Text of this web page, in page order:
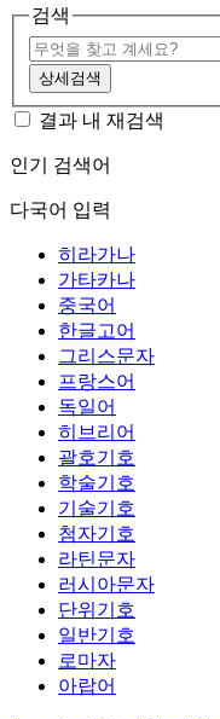
검색
상세검색
결과 내 재검색
인기 검색어
다국어 입력
히라가나
가타카나
중국어
한글고어
그리스문자
프랑스어
독일어
히브리어
괄호기호
학술기호
기술기호
첨자기호
라틴문자
러시아문자
단위기호
일반기호
로마자
아랍어